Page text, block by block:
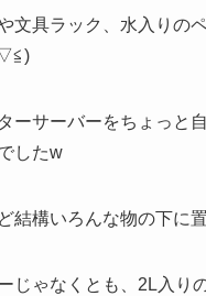
文具ラック、水入りの
ーサーバーをちょっと
したw
結構いろんな物の下に
じゃなくとも、2L入り